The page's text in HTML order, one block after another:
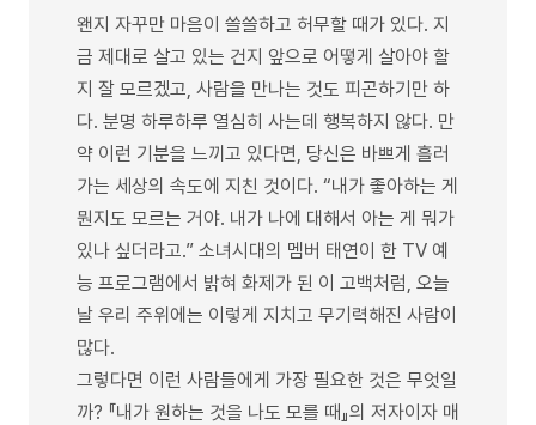
왠지 자꾸만 마음이 쓸쓸하고 허무할 때가 있다. 지
금 제대로 살고 있는 건지 앞으로 어떻게 살아야 할
지 잘 모르겠고, 사람을 만나는 것도 피곤하기만 하
다. 분명 하루하루 열심히 사는데 행복하지 않다. 만
약 이런 기분을 느끼고 있다면, 당신은 바쁘게 흘러
가는 세상의 속도에 지친 것이다. “내가 좋아하는 게
뭔지도 모르는 거야. 내가 나에 대해서 아는 게 뭐가
있나 싶더라고.” 소녀시대의 멤버 태연이 한 TV 예
능 프로그램에서 밝혀 화제가 된 이 고백처럼, 오늘
날 우리 주위에는 이렇게 지치고 무기력해진 사람이
많다.
그렇다면 이런 사람들에게 가장 필요한 것은 무엇일
까? 『내가 원하는 것을 나도 모를 때』의 저자이자 매